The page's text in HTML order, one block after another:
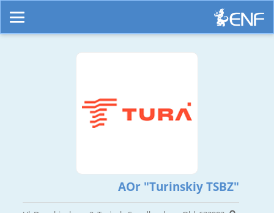
AOr "Turinskiy TSBZ"